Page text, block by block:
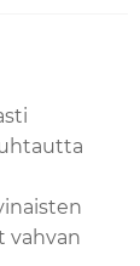
vahvan